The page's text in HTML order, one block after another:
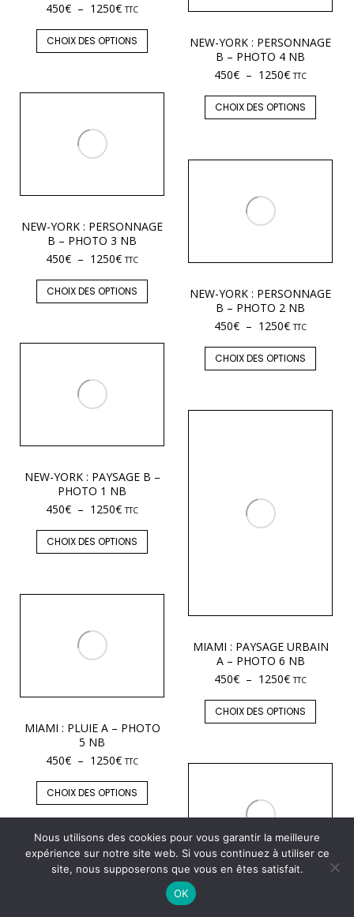
450€ – 1250€ TTC
CHOIX DES OPTIONS
NEW-YORK : PERSONNAGE
B – PHOTO 4 NB
450€ – 1250€ TTC
CHOIX DES OPTIONS
NEW-YORK : PERSONNAGE
B – PHOTO 3 NB
450€ – 1250€ TTC
CHOIX DES OPTIONS
NEW-YORK : PERSONNAGE
B – PHOTO 2 NB
450€ – 1250€ TTC
CHOIX DES OPTIONS
NEW-YORK : PAYSAGE B –
PHOTO 1 NB
450€ – 1250€ TTC
CHOIX DES OPTIONS
MIAMI : PAYSAGE URBAIN
A – PHOTO 6 NB
450€ – 1250€ TTC
CHOIX DES OPTIONS
MIAMI : PLUIE A – PHOTO
5 NB
450€ – 1250€ TTC
CHOIX DES OPTIONS
MIAMI : PLUIE A – PHOTO
Nous utilisons des cookies pour vous garantir la meilleure
expérience sur notre site web. Si vous continuez à utiliser ce
site, nous supposerons que vous en êtes satisfait.
OK